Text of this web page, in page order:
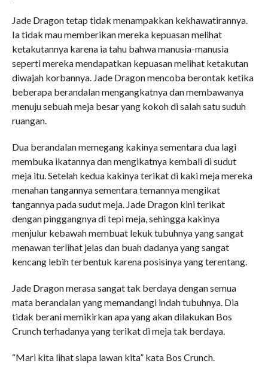
Jade Dragon tetap tidak menampakkan kekhawatirannya.
Ia tidak mau memberikan mereka kepuasan melihat
ketakutannya karena ia tahu bahwa manusia-manusia
seperti mereka mendapatkan kepuasan melihat ketakutan
diwajah korbannya. Jade Dragon mencoba berontak ketika
beberapa berandalan mengangkatnya dan membawanya
menuju sebuah meja besar yang kokoh di salah satu suduh
ruangan.
Dua berandalan memegang kakinya sementara dua lagi
membuka ikatannya dan mengikatnya kembali di sudut
meja itu. Setelah kedua kakinya terikat di kaki meja mereka
menahan tangannya sementara temannya mengikat
tangannya pada sudut meja. Jade Dragon kini terikat
dengan pinggangnya di tepi meja, sehingga kakinya
menjulur kebawah membuat lekuk tubuhnya yang sangat
menawan terlihat jelas dan buah dadanya yang sangat
kencang lebih terbentuk karena posisinya yang terentang.
Jade Dragon merasa sangat tak berdaya dengan semua
mata berandalan yang memandangi indah tubuhnya. Dia
tidak berani memikirkan apa yang akan dilakukan Bos
Crunch terhadanya yang terikat di meja tak berdaya.
“Mari kita lihat siapa lawan kita” kata Bos Crunch.